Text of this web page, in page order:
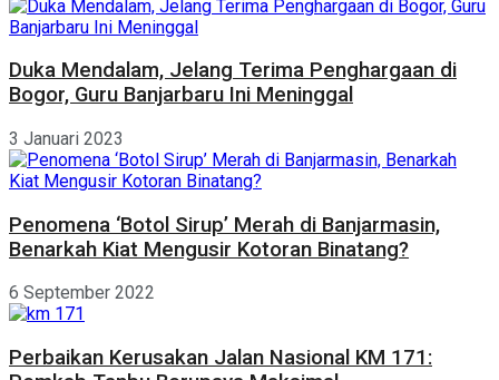
Duka Mendalam, Jelang Terima Penghargaan di
Bogor, Guru Banjarbaru Ini Meninggal
3 Januari 2023
Penomena ‘Botol Sirup’ Merah di Banjarmasin,
Benarkah Kiat Mengusir Kotoran Binatang?
6 September 2022
Perbaikan Kerusakan Jalan Nasional KM 171: